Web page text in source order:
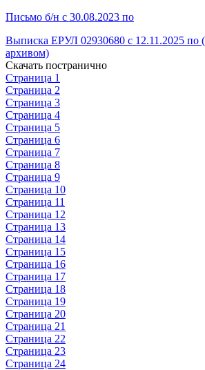
Письмо б/н с 30.08.2023 по
Выписка ЕРУЛ 02930680 с 12.11.2025 по
архивом)
Скачать постранично
Страница 1
Страница 2
Страница 3
Страница 4
Страница 5
Страница 6
Страница 7
Страница 8
Страница 9
Страница 10
Страница 11
Страница 12
Страница 13
Страница 14
Страница 15
Страница 16
Страница 17
Страница 18
Страница 19
Страница 20
Страница 21
Страница 22
Страница 23
Страница 24